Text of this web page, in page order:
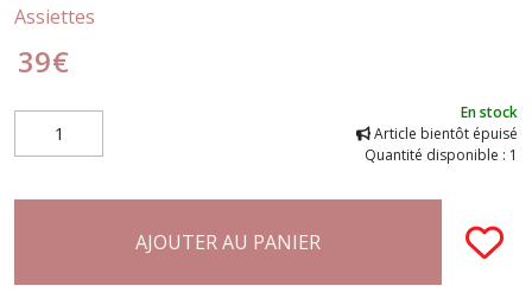
Assiettes
39€
En stock
Article bientôt épuisé
Quantité disponible : 1
AJOUTER AU PANIER